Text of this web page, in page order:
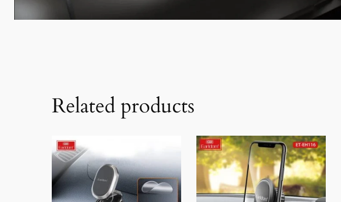
Related products